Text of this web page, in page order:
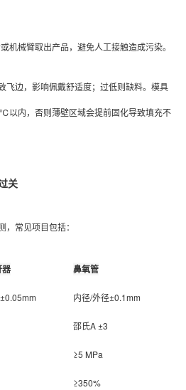
机械臂取出产品，避免人工接触造成污染。
飞边，影响佩戴舒适度；过低则缺料。 模具
以内，否则薄壁区域会提前固化导致填充不
关
常见项目包括：
器 鼻氧管
内径/外径±0.1mm
邵氏A ±3
≥5 MPa
≥350%